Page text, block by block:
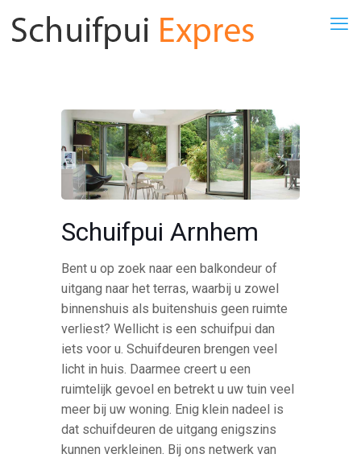
Schuifpui Arnhem
Bent u op zoek naar een balkondeur of
uitgang naar het terras, waarbij u zowel
binnenshuis als buitenshuis geen ruimte
verliest? Wellicht is een schuifpui dan
iets voor u. Schuifdeuren brengen veel
licht in huis. Daarmee creert u een
ruimtelijk gevoel en betrekt u uw tuin veel
meer bij uw woning. Enig klein nadeel is
dat schuifdeuren de uitgang enigszins
kunnen verkleinen. Bij ons netwerk van